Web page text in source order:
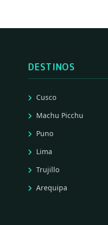
DESTINOS
Cusco
Machu Picchu
Puno
Lima
Trujillo
Arequipa